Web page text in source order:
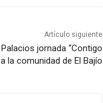
Artículo siguiente
jornada “Contigo
la comunidad de El Bajío